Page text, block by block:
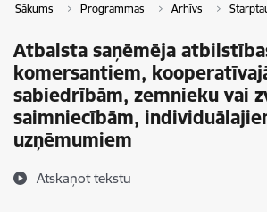
Sākums Programmas Arhīvs
Atbalsta saņēmēja
komersantiem,
sabiedrībām, zemnieku vai
saimniecībām,
uzņēmumiem
Atskaņot tekstu